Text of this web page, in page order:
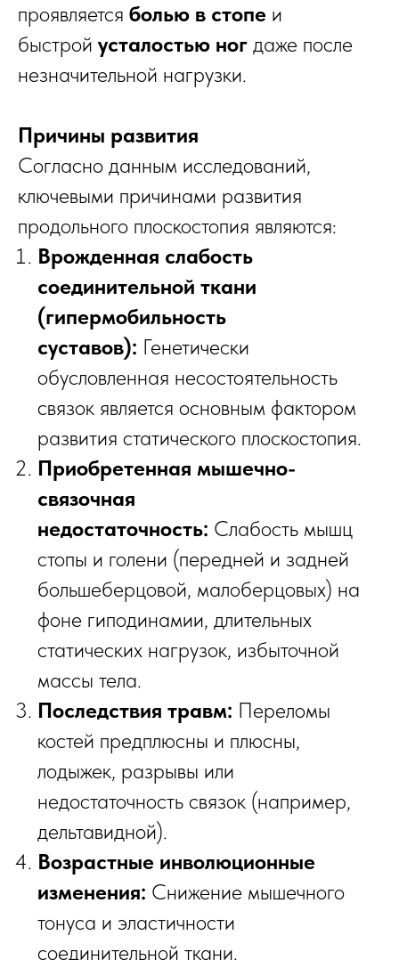
проявляется болью в стопе и
быстрой усталостью ног даже после
незначительной нагрузки.
Причины развития
Согласно данным исследований,
ключевыми причинами развития
продольного плоскостопия являются:
Врожденная слабость
соединительной ткани
(гипермобильность
суставов): Генетически
обусловленная несостоятельность
связок является основным фактором
развития статического плоскостопия.
Приобретенная мышечно-
связочная
недостаточность: Слабость мышц
стопы и голени (передней и задней
большеберцовой, малоберцовых) на
фоне гиподинамии, длительных
статических нагрузок, избыточной
массы тела.
Последствия травм: Переломы
костей предплюсны и плюсны,
лодыжек, разрывы или
недостаточность связок (например,
дельтавидной).
Возрастные инволюционные
изменения: Снижение мышечного
тонуса и эластичности
соединительной ткани.